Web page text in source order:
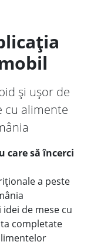
și ușor de
alimente
care să încerci
a peste
de mese cu
completate